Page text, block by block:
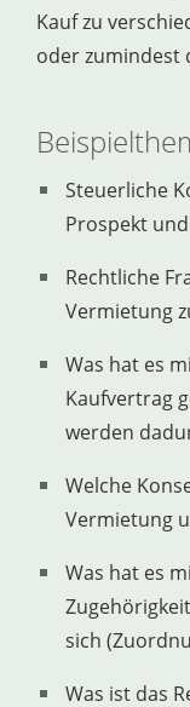
Kauf zu
oder zumindest
Steuerliche
Prospekt
Rechtliche
Vermietung
Was hat es
Kaufvertrag
werden
Welche
Vermietung
Was hat es
sich
Was ist das